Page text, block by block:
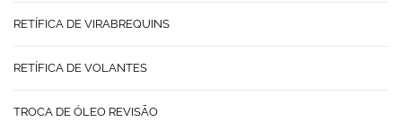
RETÍFICA DE VIRABREQUINS
RETÍFICA DE VOLANTES
TROCA DE ÓLEO REVISÃO